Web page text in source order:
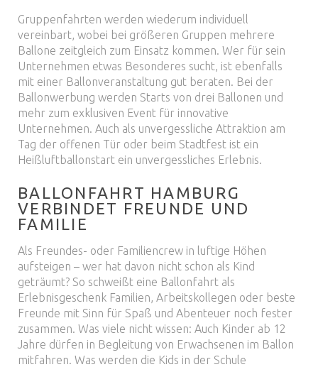
Gruppenfahrten werden wiederum individuell
vereinbart, wobei bei größeren Gruppen mehrere
Ballone zeitgleich zum Einsatz kommen. Wer für sein
Unternehmen etwas Besonderes sucht, ist ebenfalls
mit einer Ballonveranstaltung gut beraten. Bei der
Ballonwerbung werden Starts von drei Ballonen und
mehr zum exklusiven Event für innovative
Unternehmen. Auch als unvergessliche Attraktion am
Tag der offenen Tür oder beim Stadtfest ist ein
Heißluftballonstart ein unvergessliches Erlebnis.
BALLONFAHRT HAMBURG
VERBINDET FREUNDE UND
FAMILIE
Als Freundes- oder Familiencrew in luftige Höhen
aufsteigen – wer hat davon nicht schon als Kind
geträumt? So schweißt eine Ballonfahrt als
Erlebnisgeschenk Familien, Arbeitskollegen oder beste
Freunde mit Sinn für Spaß und Abenteuer noch fester
zusammen. Was viele nicht wissen: Auch Kinder ab 12
Jahre dürfen in Begleitung von Erwachsenen im Ballon
mitfahren. Was werden die Kids in der Schule